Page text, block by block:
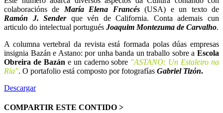
colaboracións de María Elena Francés(USA) e un texto de
Ramón J. Senderque vén de California. Conta ademais cun
articulo do intelectual portugués Joaquim Montezuma de Carvalho.
A columna vertebral da revista está formada polas dúas empresas
insignia Bazán e Astano: por unha banda un traballo sobre a Escola
Obreira de Bazán e un caderno sobre "ASTANO: Un Estaleiro na
Ría". O portafolio está composto por fotografías Gabriel Tizón.
Descargar
COMPARTIR ESTE CONTIDO >